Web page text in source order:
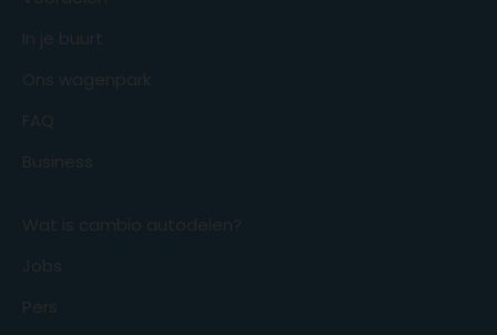
In je buurt
Ons wagenpark
FAQ
Business
Wat is cambio autodelen?
Jobs
Pers